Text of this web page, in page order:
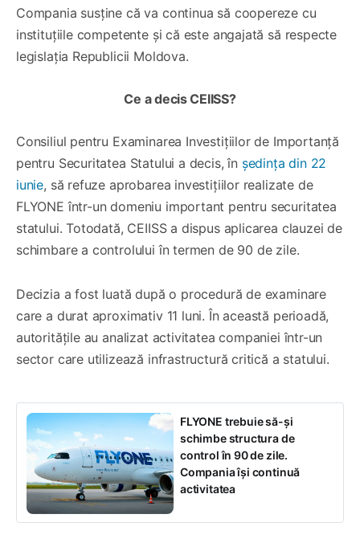
Compania susține că va continua să coopereze cu
instituțiile competente și că este angajată să respecte
legislația Republicii Moldova.
Ce a decis CEIISS?
Consiliul pentru Examinarea Investițiilor de Importanță
pentru Securitatea Statului a decis, în ședința din 22
iunie, să refuze aprobarea investițiilor realizate de
FLYONE într-un domeniu important pentru securitatea
statului. Totodată, CEIISS a dispus aplicarea clauzei de
schimbare a controlului în termen de 90 de zile.
Decizia a fost luată după o procedură de examinare
care a durat aproximativ 11 luni. În această perioadă,
autoritățile au analizat activitatea companiei într-un
sector care utilizează infrastructură critică a statului.
FLYONE trebuie să-și
schimbe structura de
control în 90 de zile.
Compania își continuă
activitatea